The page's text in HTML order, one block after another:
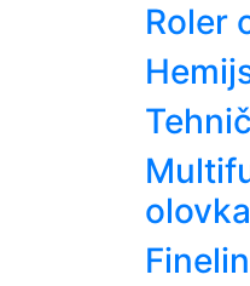
Roler
olovka